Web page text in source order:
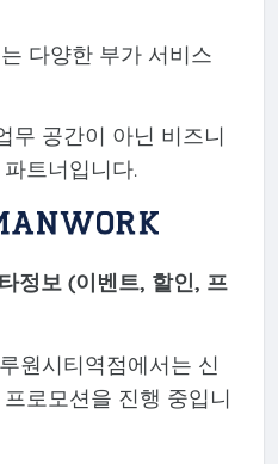
다양한 부가 서비스
무 공간이 아닌 비즈니
트너입니다.
정보 (이벤트, 할인, 프
원시티역점에서는 신
로모션을 진행 중입니